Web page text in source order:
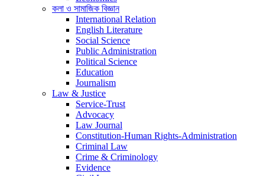
কলা ও সামাজিক বিজ্ঞান
International Relation
English Literature
Social Science
Public Administration
Political Science
Education
Journalism
Law & Justice
Service-Trust
Advocacy
Law Journal
Constitution-Human Rights-Administration
Criminal Law
Crime & Criminology
Evidence